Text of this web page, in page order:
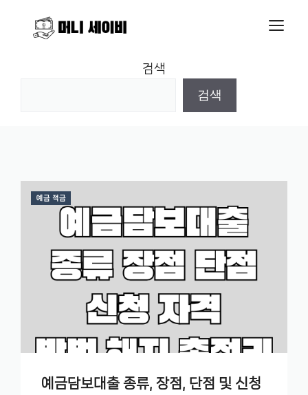
검색
검색
예금 적금
예금담보대출 종류, 장점, 단점 및 신청